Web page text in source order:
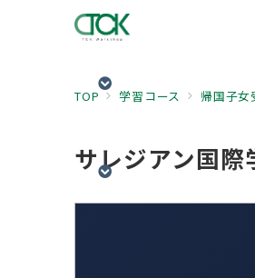
TOP 学習コース 帰国子女
サレジアン国